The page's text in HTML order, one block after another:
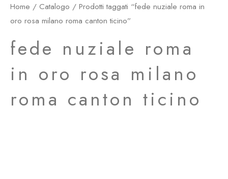
Home / Catalogo / Prodotti taggati “fede nuziale roma in
oro rosa milano roma canton ticino”
fede nuziale roma
in oro rosa milano
roma canton ticino